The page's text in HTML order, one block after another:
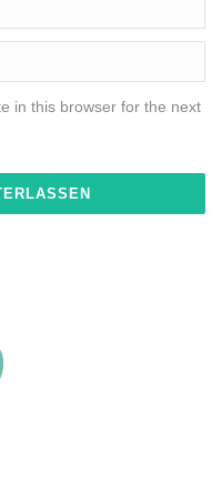
in this browser for the next